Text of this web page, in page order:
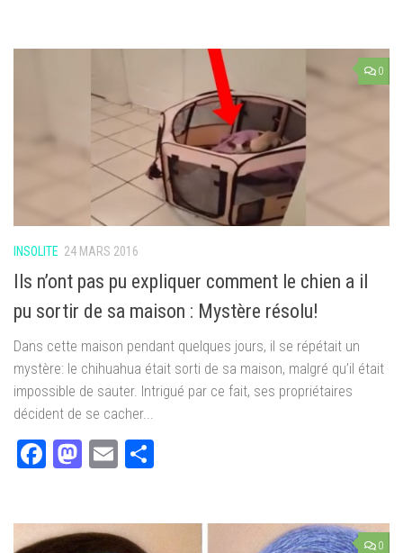
0
INSOLITE 24 MARS 2016
Ils n’ont pas pu expliquer comment le chien a il
pu sortir de sa maison : Mystère résolu!
Dans cette maison pendant quelques jours, il se répétait un
mystère: le chihuahua était sorti de sa maison, malgré qu’il était
impossible de sauter. Intrigué par ce fait, ses propriétaires
décident de se cacher...
Facebook
Mastodon
Email
0